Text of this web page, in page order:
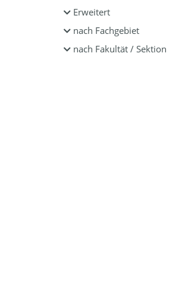
Erweitert
nach Fachgebiet
nach Fakultät / Sektion